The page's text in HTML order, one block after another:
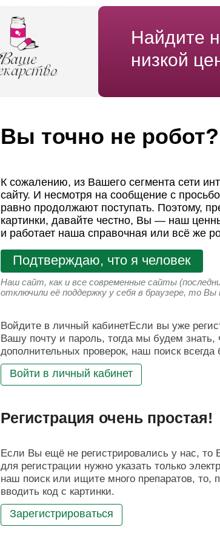
Найдите
низкой
Вы точно не робот?
К сожалению, из Вашего сегмента сети
сайту. И несмотря на сообщение с
равно продолжают поступать. Поэтому,
картинки, давайте честно, Вы — наш
и работает наша справочная или всё же
Подтверждаю, что я человек
Наш сайт, как и все современные сайты
отключили её поддержку у себя в браузере, то
Войдите в личный кабинетЕсли вы уже
Вашу почту и пароль, тогда мы будем знать,
дополнительных проверок, наш поиск
Войти в личный кабинет
Регистрация очень простая!
Если Вы ещё не регистрировались у нас, то
для регистрации нужно указать только
наш поиск или ищите много препаратов, то,
вводить код с картинки.
Зарегистрироваться